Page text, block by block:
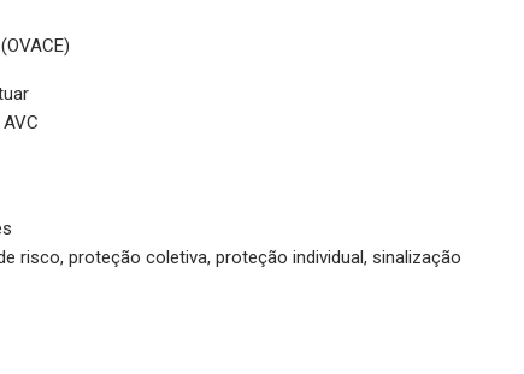
risco, proteção coletiva, proteção individual, sinalização